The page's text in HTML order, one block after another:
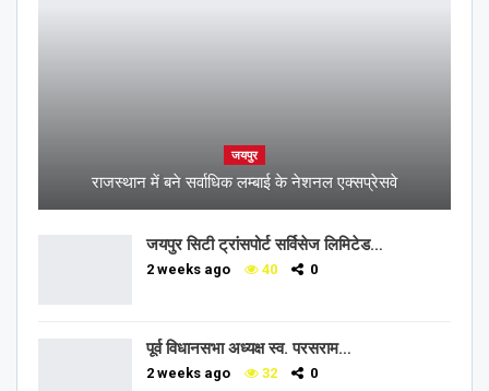
जयपुर
राजस्थान में बने सर्वाधिक लम्बाई के नेशनल एक्सप्रेसवे
जयपुर सिटी ट्रांसपोर्ट सर्विसेज लिमिटेड…
2 weeks ago 40 0
पूर्व विधानसभा अध्यक्ष स्व. परसराम…
2 weeks ago 32 0